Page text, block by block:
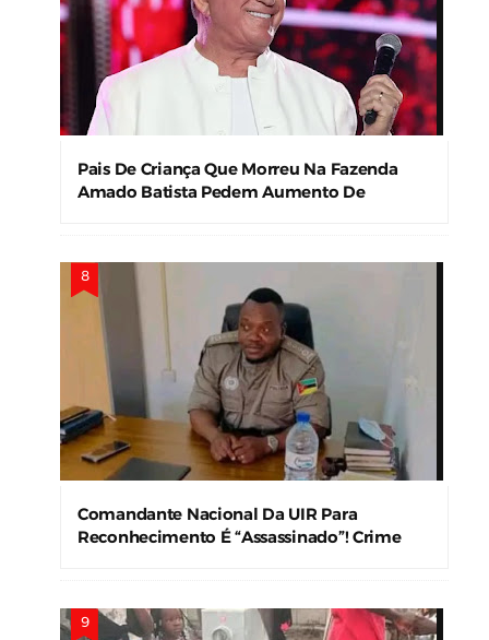
Pais De Criança Que Morreu Na Fazenda
Amado Batista Pedem Aumento De
Comandante Nacional Da UIR Para
Reconhecimento É “Assassinado”! Crime